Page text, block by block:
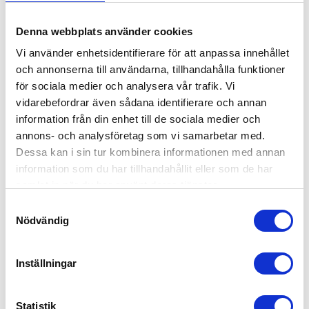
Denna webbplats använder cookies
Vi använder enhetsidentifierare för att anpassa innehållet
och annonserna till användarna, tillhandahålla funktioner
för sociala medier och analysera vår trafik. Vi
vidarebefordrar även sådana identifierare och annan
information från din enhet till de sociala medier och
annons- och analysföretag som vi samarbetar med.
Dessa kan i sin tur kombinera informationen med annan
information som du har tillhandahållit eller som de har
Nödvändig
Inställningar
Statistik
Lägg till i favoriter
50 ton i klass 8 material för lyft
FRAKTFRITT INOM SVERIGE
KÖP
Köp lyftkätting klass 12, 2-part
med spärrkrokar och
förkortning. | Välj mellan
Standardlängd 2,0, 3,0 och 4,0
FRAKTFRITT INOM SVERIGE